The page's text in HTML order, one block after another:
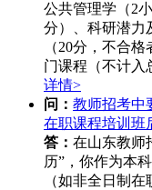
公共管理学（2
分）、科研潜力
（20分，不合
门课程（不计入
详情>
问： 教师招考中
在职课程培训班
答： 在山东教师
历”，你作为本
（如非全日制